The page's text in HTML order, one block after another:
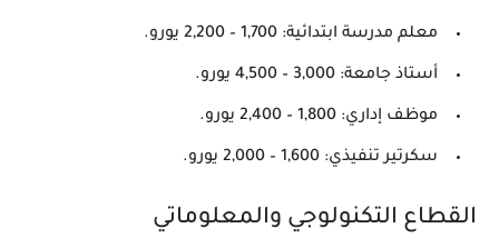
معلم مدرسة ابتدائية: 1,700 – 2,200 يورو .
أستاذ جامعة: 3,000 – 4,500 يورو .
موظف إداري: 1,800 – 2,400 يورو .
سكرتير تنفيذي: 1,600 – 2,000 يورو .
القطاع التكنولوجي والمعلوماتي